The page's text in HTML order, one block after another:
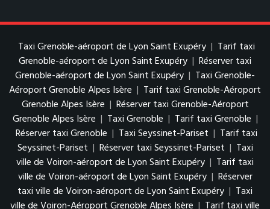
Taxi Grenoble-aéroport de Lyon Saint Exupéry | Tarif taxi
Grenoble-aéroport de Lyon Saint Exupéry | Réserver taxi
Grenoble-aéroport de Lyon Saint Exupéry | Taxi Grenoble-
Aéroport Grenoble Alpes Isère | Tarif taxi Grenoble-Aéroport
Grenoble Alpes Isère | Réserver taxi Grenoble-Aéroport
Grenoble Alpes Isère | Taxi Grenoble | Tarif taxi Grenoble |
Réserver taxi Grenoble | Taxi Seyssinet-Pariset | Tarif taxi
Seyssinet-Pariset | Réserver taxi Seyssinet-Pariset | Taxi
ville de Voiron-aéroport de Lyon Saint Exupéry | Tarif taxi
ville de Voiron-aéroport de Lyon Saint Exupéry | Réserver
taxi ville de Voiron-aéroport de Lyon Saint Exupéry | Taxi